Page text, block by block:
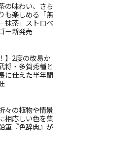
の味わい、さら
も楽しめる「無
抹茶」ストロベ
ー新発売
】2度の改易か
将・多賀秀種と
に仕えた半年間
々の植物や情景
相応しい色を集
筆『色辞典』が